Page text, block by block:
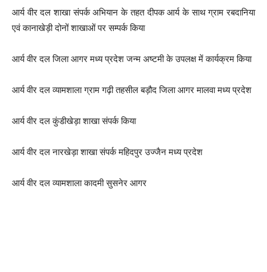
आर्य वीर दल शाखा संपर्क अभियान के तहत दीपक आर्य के साथ ग्राम रबदानिया
एवं कानाखेड़ी दोनों शाखाओं पर सम्पर्क किया
आर्य वीर दल जिला आगर मध्य प्रदेश जन्म अष्टमी के उपलक्ष में कार्यक्रम किया
आर्य वीर दल व्यामशाला ग्राम गढ़ी तहसील बड़ौद जिला आगर मालवा मध्य प्रदेश
आर्य वीर दल कुंडीखेड़ा शाखा संपर्क किया
आर्य वीर दल नारखेड़ा शाखा संपर्क महिदपुर उज्जैन मध्य प्रदेश
आर्य वीर दल व्यामशाला कादमी सुसनेर आगर